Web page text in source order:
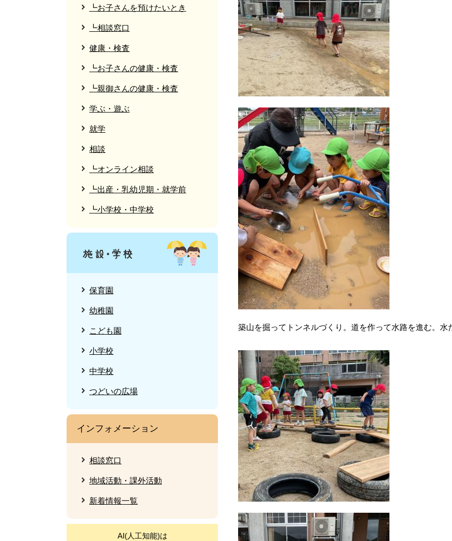
築山を掘ってトンネルづくり。道を作って水路を進む。水
┗お子さんを預けたいとき
┗相談窓口
健康・検査
┗お子さんの健康・検査
┗親御さんの健康・検査
学ぶ・遊ぶ
就学
相談
┗オンライン相談
┗出産・乳幼児期・就学前
┗小学校・中学校
保育園
幼稚園
こども園
小学校
中学校
つどいの広場
インフォメーション
相談窓口
地域活動・課外活動
新着情報一覧
AI(人工知能)は